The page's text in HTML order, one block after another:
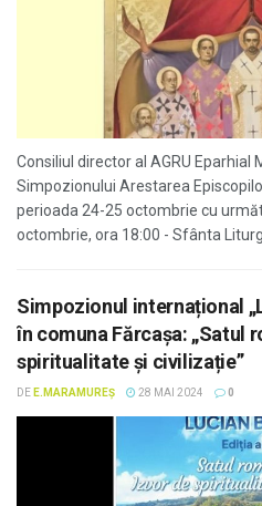
Consiliul director al AGRU
Simpozionului Arestarea
perioada 24-25 octombrie cu
octombrie, ora 18:00 - Sfânta
Simpozionul internațional
în comuna Fărcașa: „Satul
spiritualitate și civilizație”
DE E.MARAMUREȘ 28 MAI 2024 0